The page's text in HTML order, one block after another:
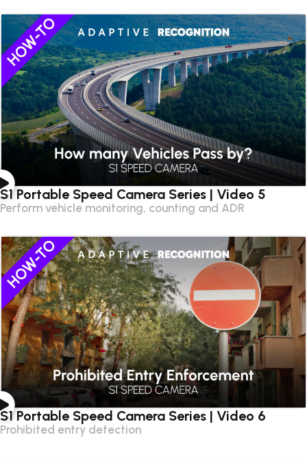
S1 Portable Speed Camera Series | Video 5
Perform vehicle monitoring, counting and ADR
S1 Portable Speed Camera Series | Video 6
Prohibited entry detection